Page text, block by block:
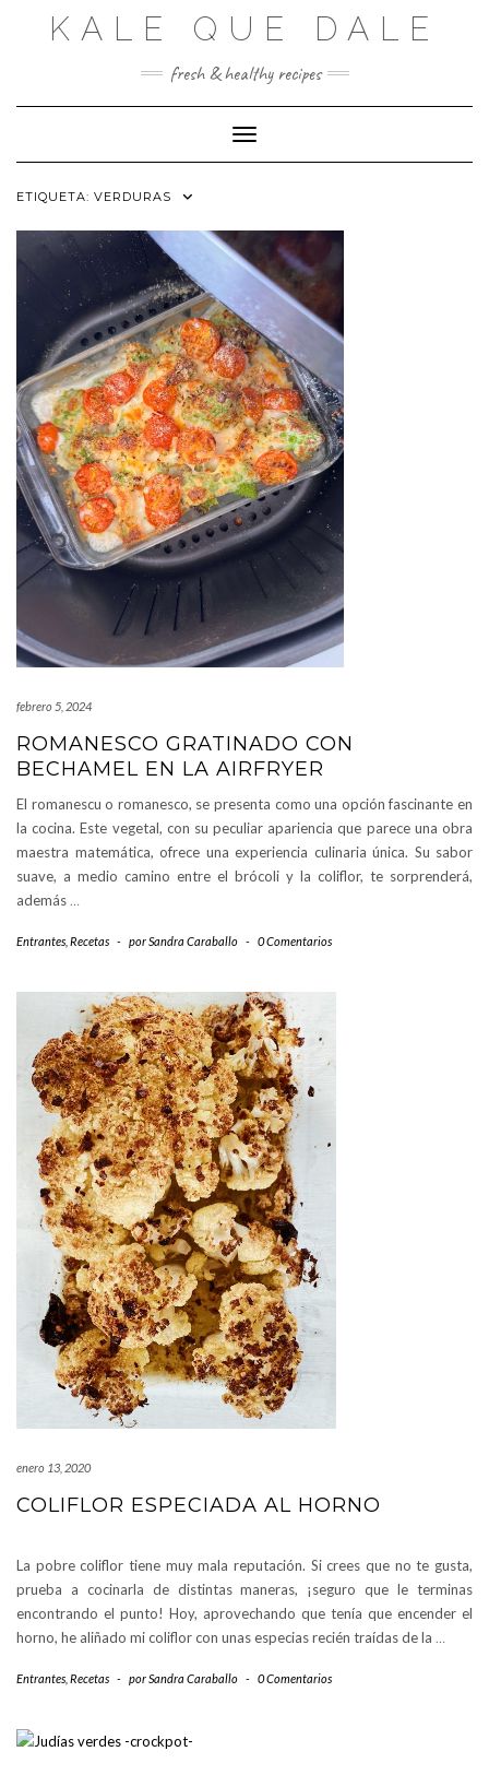
KALE QUE DALE
fresh & healthy recipes
Cambiar modo de navegación
ETIQUETA: VERDURAS
febrero 5, 2024
ROMANESCO GRATINADO CON
BECHAMEL EN LA AIRFRYER
El romanescu o romanesco, se presenta como una opción fascinante en
la cocina. Este vegetal, con su peculiar apariencia que parece una obra
maestra matemática, ofrece una experiencia culinaria única. Su sabor
suave, a medio camino entre el brócoli y la coliflor, te sorprenderá,
además …
Entrantes Recetas - porSandra Caraballo - 0 Comentarios
enero 13, 2020
COLIFLOR ESPECIADA AL HORNO
La pobre coliflor tiene muy mala reputación. Si crees que no te gusta,
prueba a cocinarla de distintas maneras, ¡seguro que le terminas
encontrando el punto! Hoy, aprovechando que tenía que encender el
horno, he aliñado mi coliflor con unas especias recién traídas de la …
Entrantes Recetas - porSandra Caraballo - 0 Comentarios